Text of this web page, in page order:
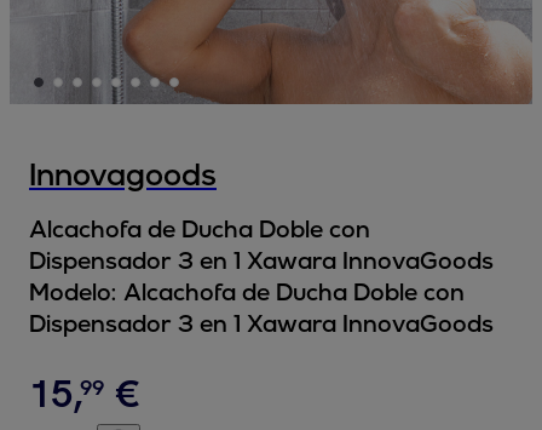
Innovagoods
Alcachofa de Ducha Doble con
Dispensador 3 en 1 Xawara InnovaGoods
Modelo: Alcachofa de Ducha Doble con
Dispensador 3 en 1 Xawara InnovaGoods
15,99 €